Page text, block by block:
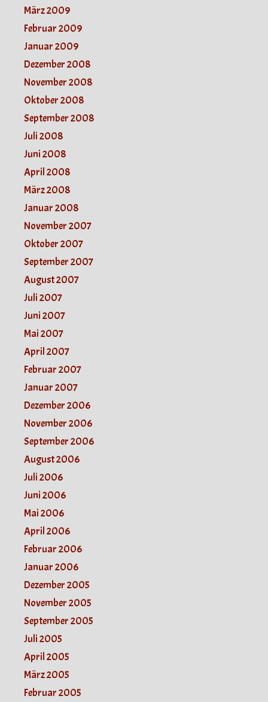
März 2009
Februar 2009
Januar 2009
Dezember 2008
November 2008
Oktober 2008
September 2008
Juli 2008
Juni 2008
April 2008
März 2008
Januar 2008
November 2007
Oktober 2007
September 2007
August 2007
Juli 2007
Juni 2007
Mai 2007
April 2007
Februar 2007
Januar 2007
Dezember 2006
November 2006
September 2006
August 2006
Juli 2006
Juni 2006
Mai 2006
April 2006
Februar 2006
Januar 2006
Dezember 2005
November 2005
September 2005
Juli 2005
April 2005
März 2005
Februar 2005